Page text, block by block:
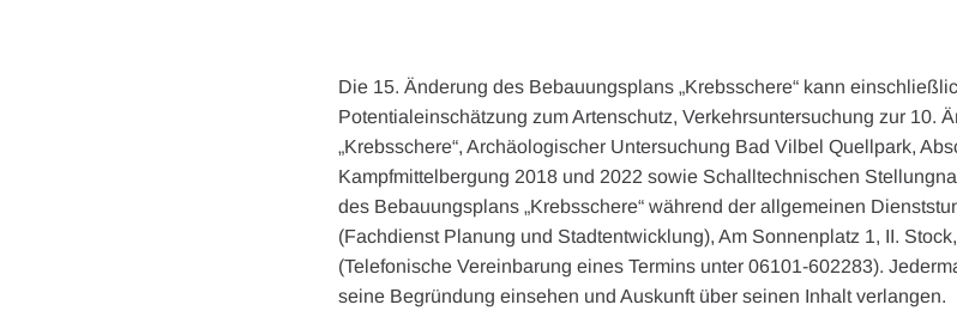
Die 15. Änderung des Bebauungsplans „Krebsschere“ kann
Potentialeinschätzung zum Artenschutz, Verkehrsuntersuchung zur 10.
„Krebsschere“, Archäologischer Untersuchung Bad Vilbel Quellpark,
Kampfmittelbergung 2018 und 2022 sowie Schalltechnischen
des Bebauungsplans „Krebsschere“ während der allgemeinen
(Fachdienst Planung und Stadtentwicklung), Am Sonnenplatz 1, II.
(Telefonische Vereinbarung eines Termins unter 06101-602283).
seine Begründung einsehen und Auskunft über seinen Inhalt verlangen.